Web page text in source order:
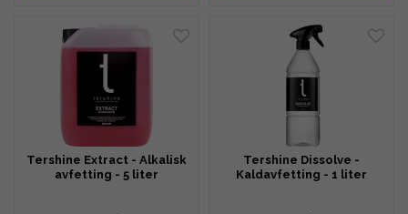
Tershine Extract - Alkalisk
avfetting - 5 liter
Tershine Dissolve -
Kaldavfetting - 1 liter